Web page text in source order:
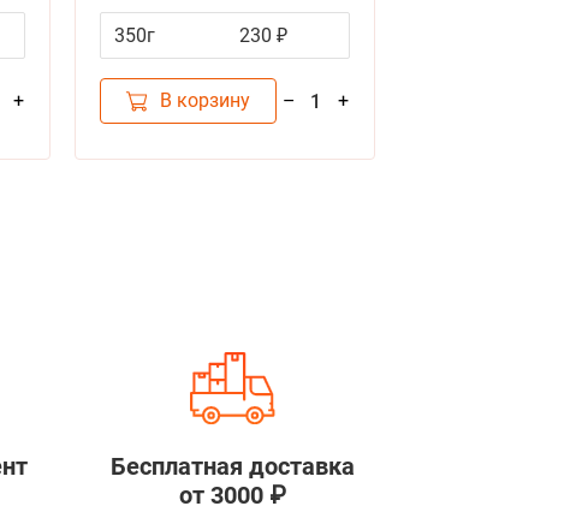
+
поощрения
350г 230 ₽
В корзину – 1 +
Бесплатная доставка
от 3000 ₽